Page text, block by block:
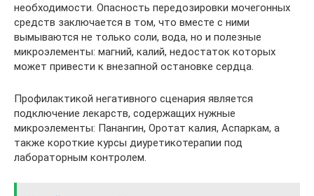
необходимости. Опасность передозировки мочегонных
средств заключается в том, что вместе с ними
вымываются не только соли, вода, но и полезные
микроэлементы: магний, калий, недостаток которых
может привести к внезапной остановке сердца.
Профилактикой негативного сценария является
подключение лекарств, содержащих нужные
микроэлементы: Панангин, Оротат калия, Аспаркам, а
также короткие курсы диуретикотерапии под
лабораторным контролем.